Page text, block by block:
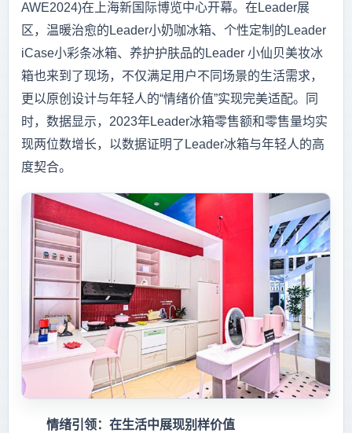
AWE2024)在上海新国际博览中心开幕。在Leader展
区，温暖治愈的Leader小奶咖冰箱、个性定制的Leader
iCase小彩条冰箱、养护护肤品的Leader 小仙贝美妆冰
箱也来到了现场，不仅满足用户不同场景的生活需求，
更以原创设计与年轻人的“情绪价值”实现完美适配。同
时，数据显示，2023年Leader冰箱零售额和零售量均实
现两位数增长，以数据证明了Leader冰箱与年轻人的高
度契合。
情绪引领：在生活中展现别样价值